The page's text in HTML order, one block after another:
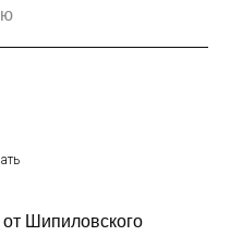
Шипиловского